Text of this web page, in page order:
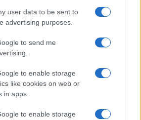
user data to be sent to
advertising purposes.
to send me
to enable storage
like cookies on web or
in apps.
to enable storage
il II Trofeo Puertas dopo aver
ai rigori.
ondata di freddo eccezionale porta